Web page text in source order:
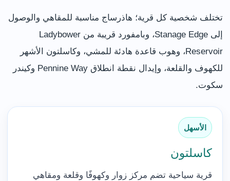
تختلف شخصية كل قرية؛ هاذرساج مناسبة للمقاهي والوصول
إلى Stanage Edge، وبامفورد قريبة من Ladybower
Reservoir، وهوب قاعدة هادئة للمشي، وكاسلتون الأشهر
للكهوف والقلعة، وإيدال نقطة انطلاق Pennine Way وكيندر
سكوت.
الأسهل
كاسلتون
قرية سياحية تضم مركز زوار وكهوفًا وقلعة ومقاهي